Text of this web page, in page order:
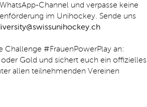
Channel und verpasse keine
im Unihockey. Sende uns
Challenge #FrauenPowerPlay an:
Gold und sichert euch ein offizielles
allen teilnehmenden Vereinen